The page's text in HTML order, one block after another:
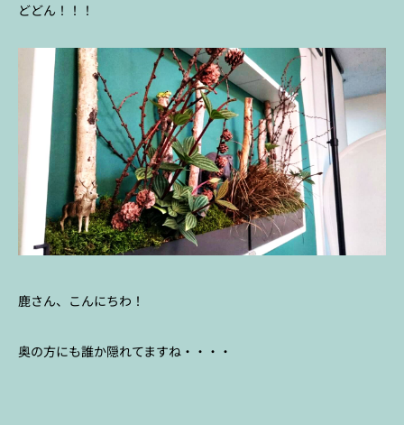
どどん！！！
鹿さん、こんにちわ！
奥の方にも誰か隠れてますね・・・・